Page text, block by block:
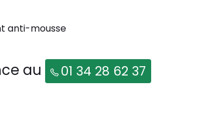
anti-mousse
au 01 34 28 62 37